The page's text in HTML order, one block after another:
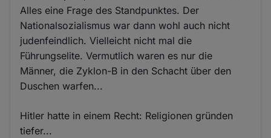
Alles eine Frage des Standpunktes. Der
Nationalsozialismus war dann wohl auch nicht
judenfeindlich. Vielleicht nicht mal die
Führungselite. Vermutlich waren es nur die
Männer, die Zyklon-B in den Schacht über den
Duschen warfen...
Hitler hatte in einem Recht: Religionen gründen
tiefer...